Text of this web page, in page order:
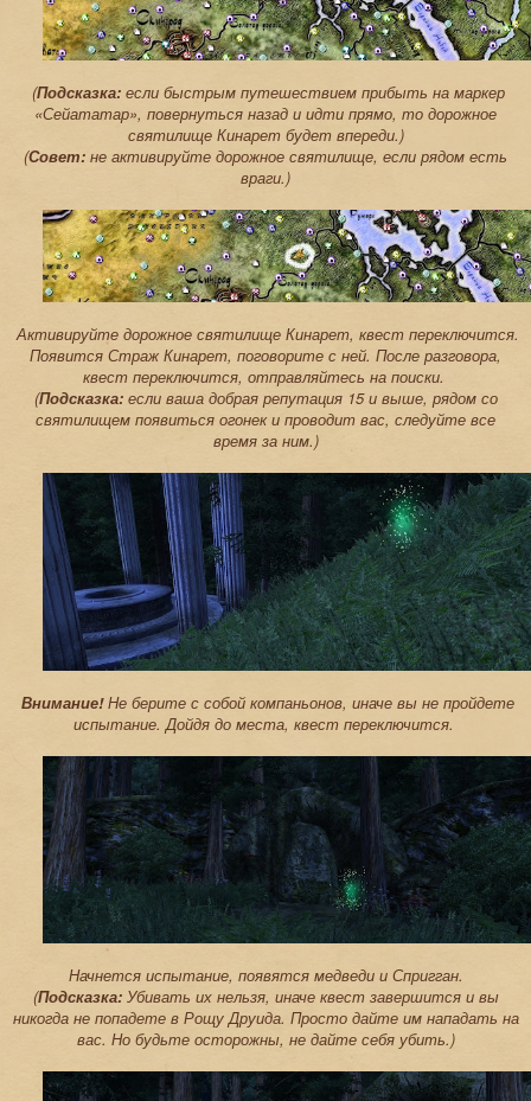
(Подсказка:если быстрым путешествием прибыть на маркер
«Сейататар», повернуться назад и идти прямо, то дорожное
святилище Кинарет будет впереди.)
(Совет: не активируйте дорожное святилище, если рядом есть
враги.)
Активируйте дорожное святилище Кинарет, квест переключится.
Появится Страж Кинарет, поговорите с ней. После разговора,
квест переключится, отправляйтесь на поиски.
(Подсказка: если ваша добрая репутация 15 и выше, рядом со
святилищем появиться огонек и проводит вас, следуйте все
время за ним.)
Внимание!Не берите с собой компаньонов, иначе вы не пройдете
испытание. Дойдя до места, квест переключится.
Начнется испытание, появятся медведи и Спригган.
(Подсказка:Убивать их нельзя, иначе квест завершится и вы
никогда не попадете в Рощу Друида. Просто дайте им нападать на
вас. Но будьте осторожны, не дайте себя убить.)